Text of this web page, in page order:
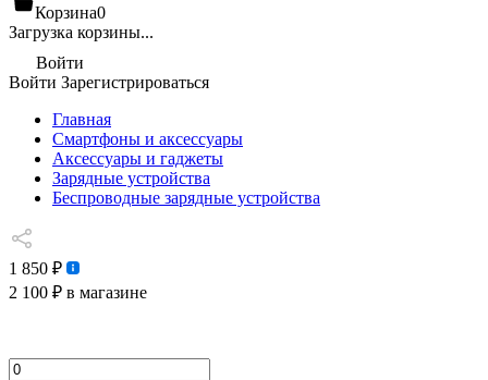
Корзина0
Загрузка корзины...
Войти
Войти Зарегистрироваться
Главная
Смартфоны и аксессуары
Аксессуары и гаджеты
Зарядные устройства
Беспроводные зарядные устройства
1 850 ₽
2 100 ₽ в магазине